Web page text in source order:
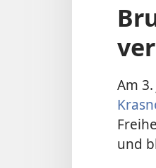
Am
und